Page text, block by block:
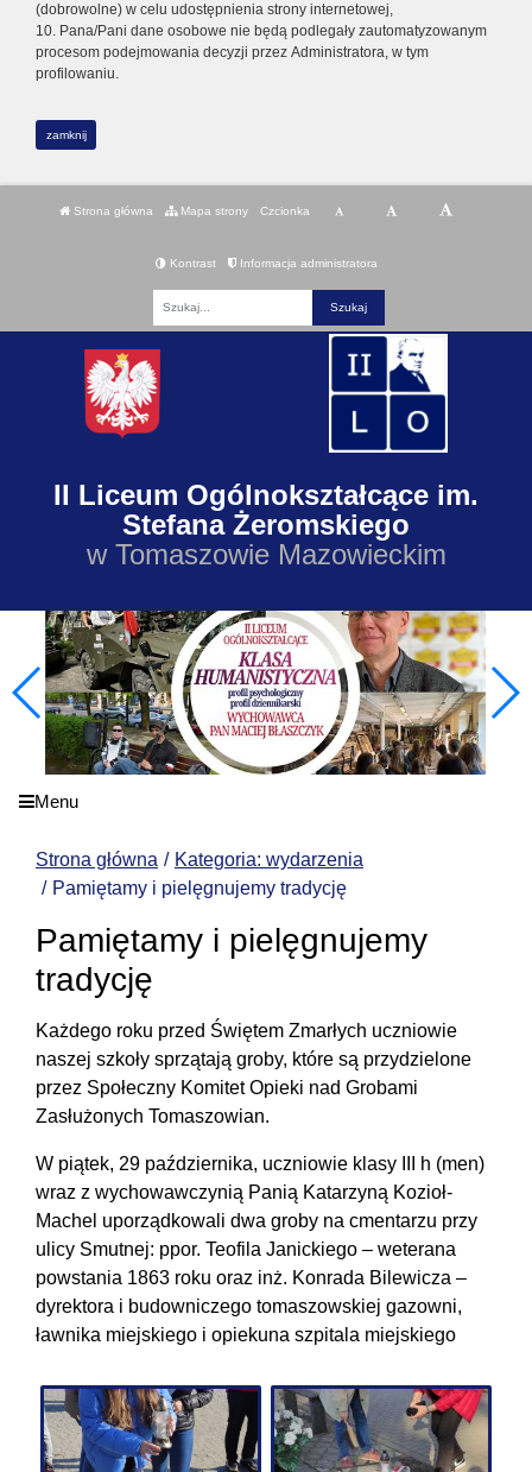
(dobrowolne) w celu udostępnienia strony internetowej,
10. Pana/Pani dane osobowe nie będą podlegały zautomatyzowanym
procesom podejmowania decyzji przez Administratora, w tym
profilowaniu.
zamknij
Strona główna Mapa strony Czcionka
Kontrast Informacja administratora
II Liceum Ogólnokształcące im.
Stefana Żeromskiego
w Tomaszowie Mazowieckim
Menu
Strona główna
Kategoria: wydarzenia
Pamiętamy i pielęgnujemy tradycję
Pamiętamy i pielęgnujemy
tradycję
Każdego roku przed Świętem Zmarłych uczniowie
naszej szkoły sprzątają groby, które są przydzielone
przez Społeczny Komitet Opieki nad Grobami
Zasłużonych Tomaszowian.
W piątek, 29 października, uczniowie klasy III h (men)
wraz z wychowawczynią Panią Katarzyną Kozioł-
Machel uporządkowali dwa groby na cmentarzu przy
ulicy Smutnej: ppor. Teofila Janickiego – weterana
powstania 1863 roku oraz inż. Konrada Bilewicza –
dyrektora i budowniczego tomaszowskiej gazowni,
ławnika miejskiego i opiekuna szpitala miejskiego